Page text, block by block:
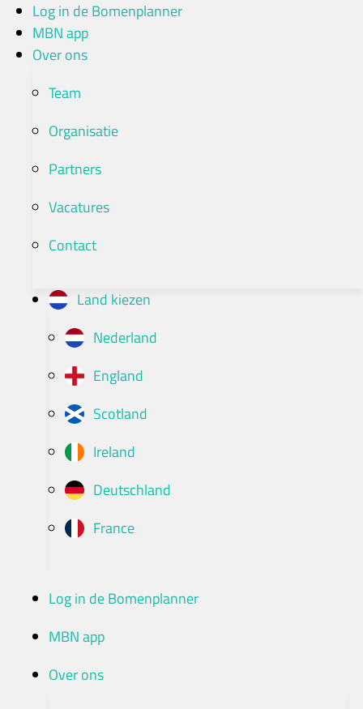
naar
Log in de Bomenplanner
MBN app
Over ons
Team
Organisatie
Partners
Vacatures
Contact
Land kiezen
Nederland
England
Scotland
Ireland
Deutschland
France
Log in de Bomenplanner
MBN app
Over ons